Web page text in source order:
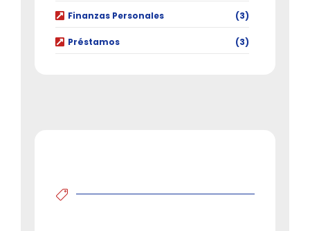
Finanzas Personales (3)
Préstamos (3)